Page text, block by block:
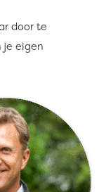
door te
je eigen